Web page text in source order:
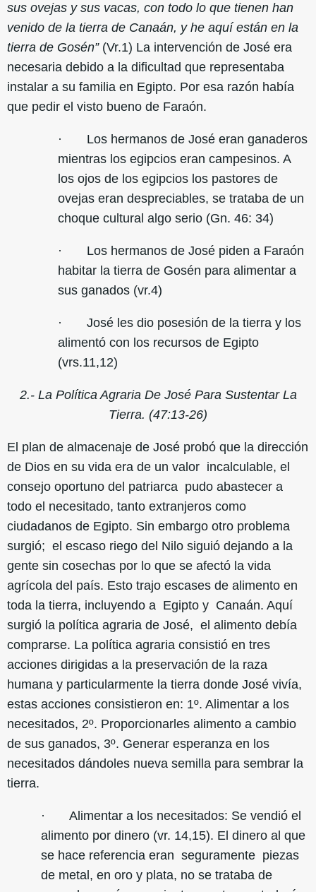
sus ovejas y sus vacas, con todo lo que tienen han
venido de la tierra de Canaán, y he aquí están en la
tierra de Gosén”(Vr.1) La intervención de José era
necesaria debido a la dificultad que representaba
instalar a su familia en Egipto. Por esa razón había
que pedir el visto bueno de Faraón.
· Los hermanos de José eran ganaderos
mientras los egipcios eran campesinos. A
los ojos de los egipcios los pastores de
ovejas eran despreciables, se trataba de un
choque cultural algo serio (Gn. 46: 34)
· Los hermanos de José piden a Faraón
habitar la tierra de Gosén para alimentar a
sus ganados (vr.4)
· José les dio posesión de la tierra y los
alimentó con los recursos de Egipto
(vrs.11,12)
2.- La Política Agraria De José Para Sustentar La
Tierra. (47:13-26)
El plan de almacenaje de José probó que la dirección
de Dios en su vida era de un valor incalculable, el
consejo oportuno del patriarca pudo abastecer a
todo el necesitado, tanto extranjeros como
ciudadanos de Egipto. Sin embargo otro problema
surgió; el escaso riego del Nilo siguió dejando a la
gente sin cosechas por lo que se afectó la vida
agrícola del país. Esto trajo escases de alimento en
toda la tierra, incluyendo a Egipto y Canaán. Aquí
surgió la política agraria de José, el alimento debía
comprarse. La política agraria consistió en tres
acciones dirigidas a la preservación de la raza
humana y particularmente la tierra donde José vivía,
estas acciones consistieron en: 1º. Alimentar a los
necesitados, 2º. Proporcionarles alimento a cambio
de sus ganados, 3º. Generar esperanza en los
necesitados dándoles nueva semilla para sembrar la
tierra.
· Alimentar a los necesitados: Se vendió el
alimento por dinero (vr. 14,15). El dinero al que
se hace referencia eran seguramente piezas
de metal, en oro y plata, no se trataba de